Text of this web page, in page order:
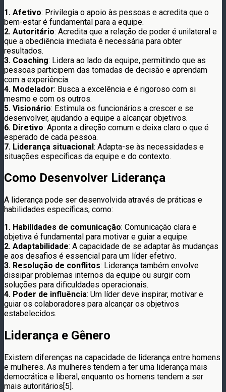
1. Afetivo: Privilegia o apoio às pessoas e acredita que o
bem-estar é fundamental para a equipe.
2. Autoritário: Acredita que a relação de poder é unilateral e
que a obediência imediata é necessária para obter
resultados.
3. Coaching: Lidera ao lado da equipe, permitindo que as
pessoas participem das tomadas de decisão e aprendam
com a experiência.
4. Modelador: Busca a excelência e é rigoroso com si
mesmo e com os outros.
5. Visionário: Estimula os funcionários a crescer e se
desenvolver, ajudando a equipe a alcançar objetivos.
6. Diretivo: Aponta a direção comum e deixa claro o que é
esperado de cada pessoa.
7. Liderança situacional: Adapta-se às necessidades e
situações específicas da equipe e do contexto.
Como Desenvolver Liderança
A liderança pode ser desenvolvida através de práticas e
habilidades específicas, como:
1. Habilidades de comunicação: Comunicação clara e
objetiva é fundamental para motivar e guiar a equipe.
2. Adaptabilidade: A capacidade de se adaptar às mudanças
e aos desafios é essencial para um líder efetivo.
3. Resolução de conflitos: Liderança também envolve
dissipar problemas internos da equipe ou surgir com
soluções para dificuldades operacionais.
4. Poder de influência: Um líder deve inspirar, motivar e
guiar os colaboradores para alcançar os objetivos
estabelecidos.
Liderança e Gênero
Existem diferenças na capacidade de liderança entre homens
e mulheres. As mulheres tendem a ter uma liderança mais
democrática e liberal, enquanto os homens tendem a ser
mais autoritários[5].